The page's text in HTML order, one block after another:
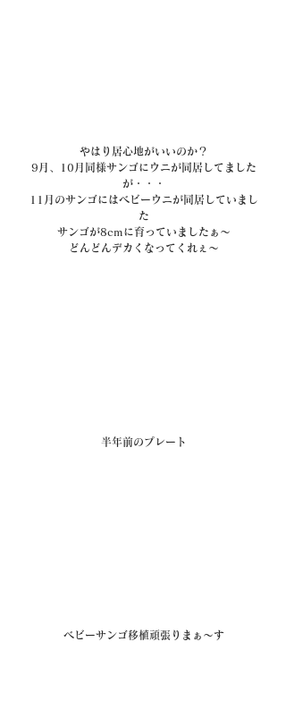
やはり居心地がいいのか？
9月、10月同様サンゴにウニが同居してました
が・・・
11月のサンゴにはベビーウニが同居していまし
た
サンゴが8cmに育っていましたぁ～
どんどんデカくなってくれぇ～
半年前のプレート
ベビーサンゴ移植頑張りまぁ～す